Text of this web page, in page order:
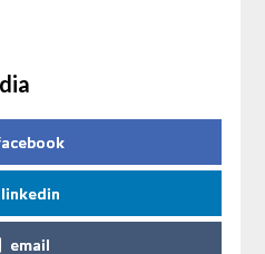
linkedin
email